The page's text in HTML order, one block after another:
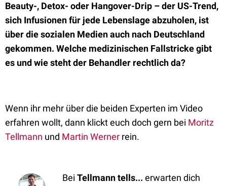
Beauty-, Detox- oder Hangover-Drip – der US-Trend,
sich Infusionen für jede Lebenslage abzuholen, ist
über die sozialen Medien auch nach Deutschland
gekommen. Welche medizinischen Fallstricke gibt
es und wie steht der Behandler rechtlich da?
Wenn ihr mehr über die beiden Experten im Video
erfahren wollt, dann klickt euch doch gern bei Moritz
Tellmann und Martin Werner rein.
Bei Tellmann tells... erwarten dich